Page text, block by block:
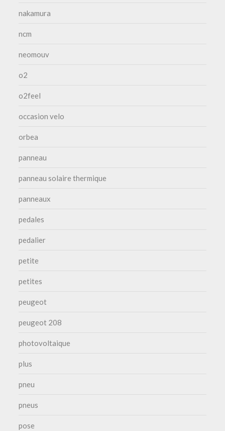
nakamura
ncm
neomouv
o2
o2feel
occasion velo
orbea
panneau
panneau solaire thermique
panneaux
pedales
pedalier
petite
petites
peugeot
peugeot 208
photovoltaique
plus
pneu
pneus
pose